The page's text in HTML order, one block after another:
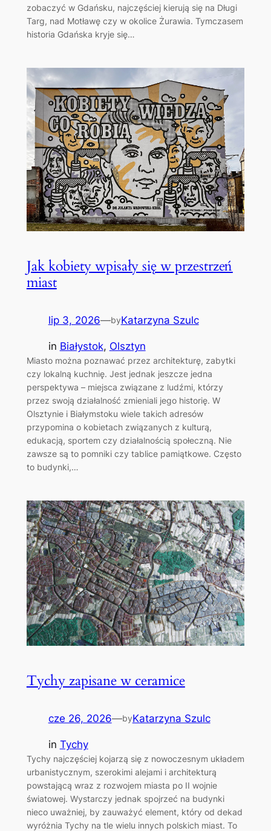
zobaczyć w Gdańsku, najczęściej kierują się na Długi
Targ, nad Motławę czy w okolice Żurawia. Tymczasem
historia Gdańska kryje się…
Jak kobiety wpisały się w przestrzeń
miast
lip 3, 2026—byKatarzyna Szulc
in Białystok, Olsztyn
Miasto można poznawać przez architekturę, zabytki
czy lokalną kuchnię. Jest jednak jeszcze jedna
perspektywa – miejsca związane z ludźmi, którzy
przez swoją działalność zmieniali jego historię. W
Olsztynie i Białymstoku wiele takich adresów
przypomina o kobietach związanych z kulturą,
edukacją, sportem czy działalnością społeczną. Nie
zawsze są to pomniki czy tablice pamiątkowe. Często
to budynki,…
Tychy zapisane w ceramice
cze 26, 2026—byKatarzyna Szulc
in Tychy
Tychy najczęściej kojarzą się z nowoczesnym układem
urbanistycznym, szerokimi alejami i architekturą
powstającą wraz z rozwojem miasta po II wojnie
światowej. Wystarczy jednak spojrzeć na budynki
nieco uważniej, by zauważyć element, który od dekad
wyróżnia Tychy na tle wielu innych polskich miast. To